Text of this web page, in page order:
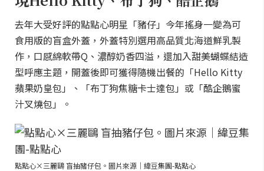
去年大受好評的點點心明星「豬仔」今年搖身一變為可
食用版的盲盒外蓋，外蓋特別選用高品質北海道鮮乳製
作，口感綿軟帶Q、濃醇奶香四溢，還加入甜美蝴蝶結造
型呼應主題，開蓋後即可獲得隨機出餐的「Hello Kitty
蘋果奶皇包」、「布丁狗焦糖卡士達包」或「酷企鵝蜜
汁叉燒包」。
點點心×三麗鷗 盲抽豬仔包。圖片來源｜緯豆集團-點點心